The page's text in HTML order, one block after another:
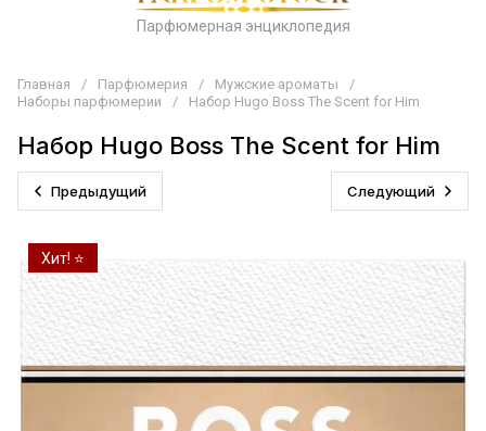
Парфюмерная энциклопедия
Главная / Парфюмерия / Мужские ароматы
/
Наборы парфюмерии
/ Набор Hugo Boss The Scent for Him
Набор Hugo Boss The Scent for Him
Предыдущий Следующий
Хит! ⭐️